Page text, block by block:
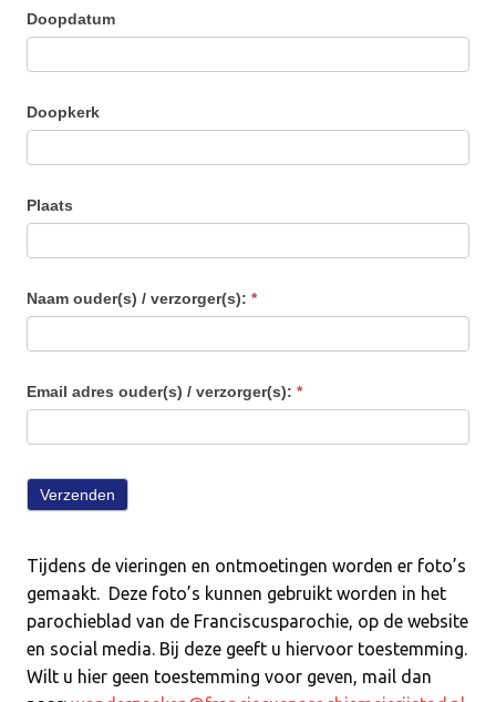
Doopdatum
Doopkerk
Plaats
Naam ouder(s) / verzorger(s): *
Email adres ouder(s) / verzorger(s): *
Verzenden
Tijdens de vieringen en ontmoetingen worden er foto’s
gemaakt. Deze foto’s kunnen gebruikt worden in het
parochieblad van de Franciscusparochie, op de website
en social media. Bij deze geeft u hiervoor toestemming.
Wilt u hier geen toestemming voor geven, mail dan